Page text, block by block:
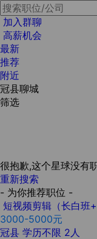
加入群聊
高薪机会
最新
推荐
附近
冠县聊城
筛选
很抱歉,这个星球没有
重新搜索
- 为你推荐职位 -
短视频剪辑（长白班
3000-5000元
冠县 学历不限 2人